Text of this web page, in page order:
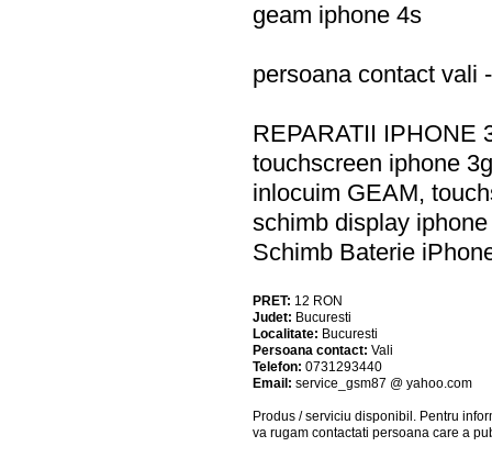
geam iphone 4s
persoana contact vali
REPARATII IPHONE
touchscreen iphone
inlocuim GEAM,
schimb display
Schimb Baterie
PRET: 12 RON
Judet: Bucuresti
Localitate: Bucuresti
Persoana contact: Vali
Telefon: 0731293440
Email: service_gsm87 @ yahoo.com
Produs / serviciu disponibil . Pentru
va rugam contactati persoana care a